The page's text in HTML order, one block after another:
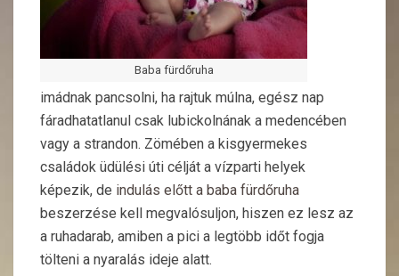
Baba fürdőruha
imádnak pancsolni, ha rajtuk múlna, egész nap
fáradhatatlanul csak lubickolnának a medencében
vagy a strandon. Zömében a kisgyermekes
családok üdülési úti célját a vízparti helyek
képezik, de indulás előtt a baba fürdőruha
beszerzése kell megvalósuljon, hiszen ez lesz az
a ruhadarab, amiben a pici a legtöbb időt fogja
tölteni a nyaralás ideje alatt.